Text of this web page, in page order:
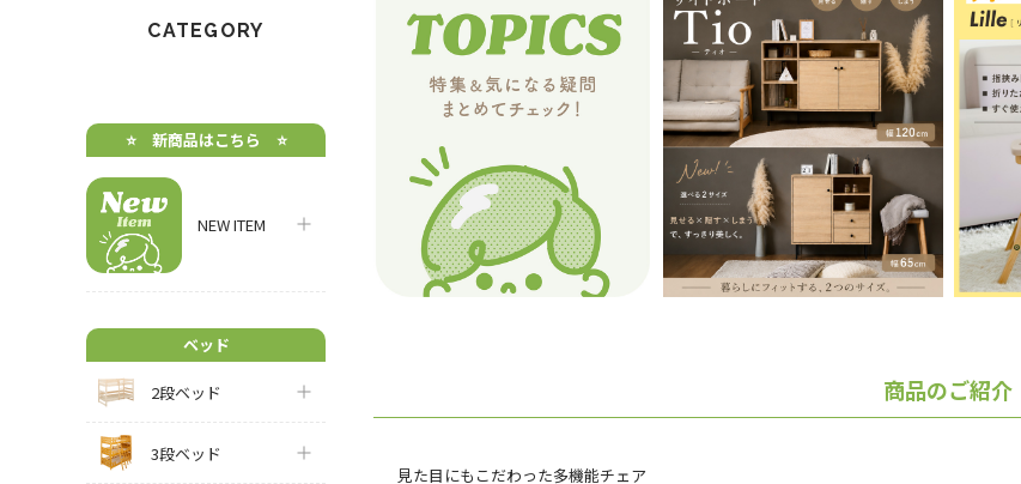
CATEGORY
⭐️ 新商品はこちら ⭐️
NEW ITEM
ベッド
2段ベッド
3段ベッド
商品のご紹介
見た目にもこだわった多機能チェア